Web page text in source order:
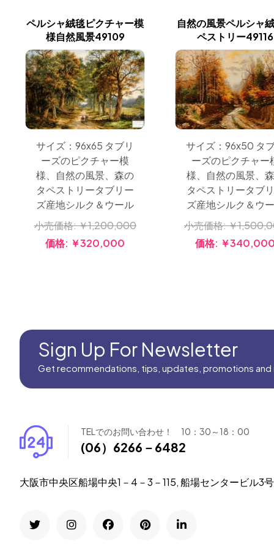
ペルシャ絨毯ピクチャー模
様自然風景49109
サイズ：96x65 タブリ
ーズのピクチャー模
様、自然の風景、森の
タペストリータブリー
ズ産地シルク＆ウール
小売価格:￥1,200,000
価格: ￥320,000
自然の風景ペルシャ
ペストリー49116
サイズ：96x50 タ
ーズのピクチャー
様、自然の風景、
タペストリータブ
ズ産地シルク＆ウ
小売価格:￥
価格: ￥
Sign Up For Newsletter
Get recommendations, tips, updates, promotions and
TELでのお問い合わせ！ 10：30～18：00
(06）6266－6482
大阪市中央区船場中央1－4－3－115, 船場センタービル3